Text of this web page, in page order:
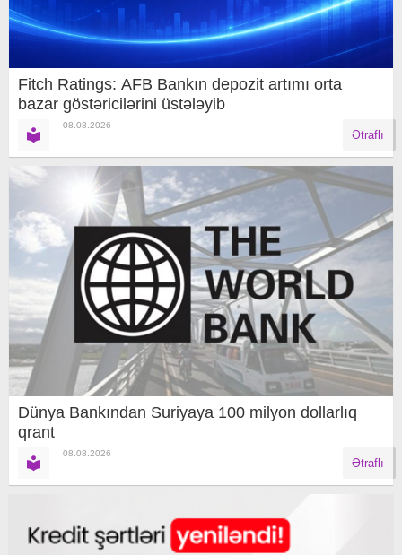
Fitch Ratings: AFB Bankın depozit artımı orta
bazar göstəricilərini üstələyib
08.08.2026
Ətraflı
Dünya Bankından Suriyaya 100 milyon dollarlıq
qrant
08.08.2026
Ətraflı